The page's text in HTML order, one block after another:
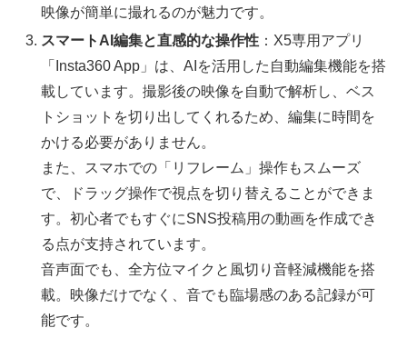
映像が簡単に撮れるのが魅力です。
スマートAI編集と直感的な操作性 ：X5専用アプリ
「Insta360 App」は、AIを活用した自動編集機能を搭
載しています。撮影後の映像を自動で解析し、ベス
トショットを切り出してくれるため、編集に時間を
かける必要がありません。
また、スマホでの「リフレーム」操作もスムーズ
で、ドラッグ操作で視点を切り替えることができま
す。初心者でもすぐにSNS投稿用の動画を作成でき
る点が支持されています。
音声面でも、全方位マイクと風切り音軽減機能を搭
載。映像だけでなく、音でも臨場感のある記録が可
能です。